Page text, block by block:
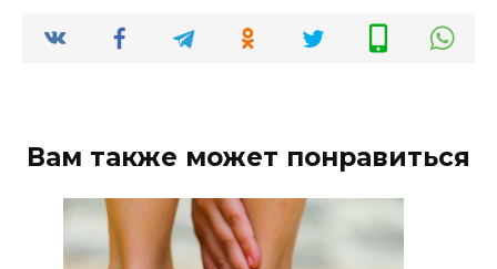
Вам также может понравиться